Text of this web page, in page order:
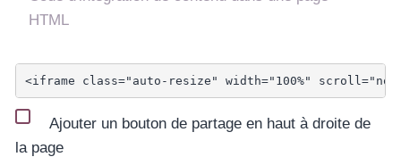
HTML
Ajouter un bouton de partage en haut à droite de
la page